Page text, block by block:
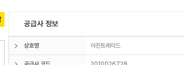
공급사 정보
상호명 아진트레이드